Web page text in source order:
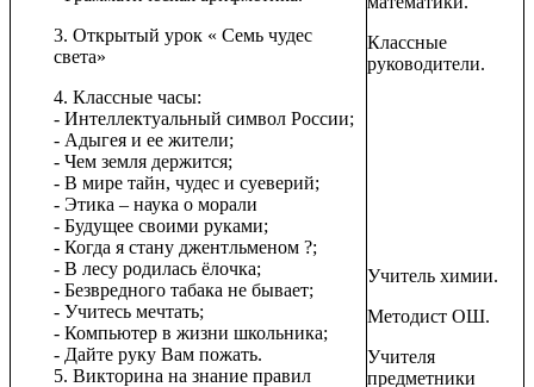
3. Открытый урок « Семь чудес
света»
4. Классные часы:
- Интеллектуальный символ России;
- Адыгея и ее жители;
- Чем земля держится;
- В мире тайн, чудес и суеверий;
- Этика – наука о морали
- Будущее своими руками;
- Когда я стану джентльменом ?;
- В лесу родилась ёлочка;
- Безвредного табака не бывает;
- Учитесь мечтать;
- Компьютер в жизни школьника;
- Дайте руку Вам пожать.
5. Викторина на знание правил
Классные
руководители.
Учитель химии.
Методист ОШ.
Учителя
предметники